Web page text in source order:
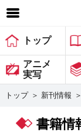
SQUARE
ゲーム
マガジン＆ブック
グッズ
トップ
アニメ
実写
トップ ＞ 新刊情報 ＞
書籍情